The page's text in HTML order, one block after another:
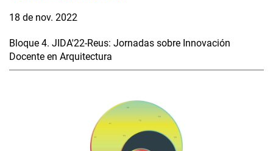
18 de nov. 2022
Bloque 4. JIDA'22-Reus: Jornadas sobre Innovación
Docente en Arquitectura